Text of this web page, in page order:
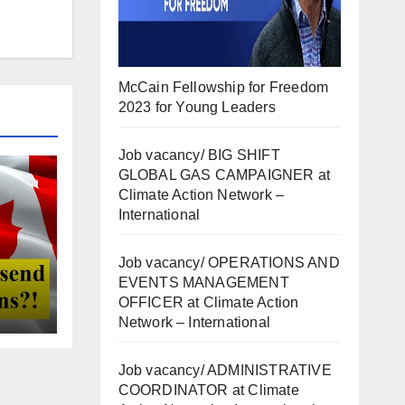
McCain Fellowship for Freedom
2023 for Young Leaders
Job vacancy/ BIG SHIFT
GLOBAL GAS CAMPAIGNER at
Climate Action Network –
International
Job vacancy/ OPERATIONS AND
EVENTS MANAGEMENT
OFFICER at Climate Action
Network – International
Job vacancy/ ADMINISTRATIVE
COORDINATOR at Climate